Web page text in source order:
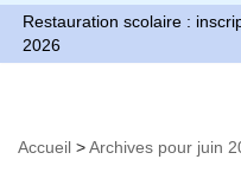
Restauration scolaire :
2026
Accueil >Archives pour juin